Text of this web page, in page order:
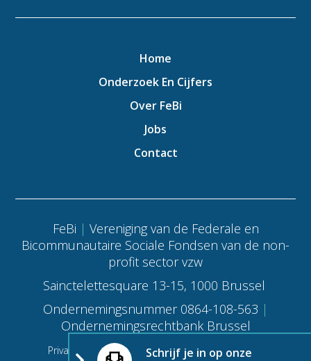
Home
Onderzoek En Cijfers
Over FeBi
Jobs
Contact
FeBi | Vereniging van de Federale en
Bicommunautaire Sociale Fondsen van de non-
profit sector vzw
Sainctelettesquare 13-15, 1000 Brussel
Ondernemingsnummer 0864-108-563 |
Ondernemingsrechtbank Brussel
Privacy voorwaarden | Cookie policy |
Cookie
Schrijf je in op onze